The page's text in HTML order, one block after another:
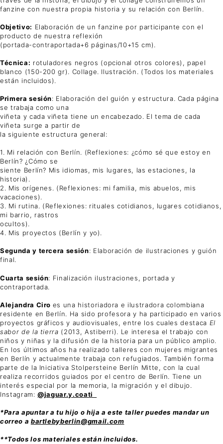
fanzine con nuestra propia historia y su relación con Berlín.
Objetivo: Elaboración de un fanzine por participante con el
producto de nuestra reflexión
(portada-contraportada+6 páginas/10+15 cm).
Técnica: rotuladores negros (opcional otros colores), papel
blanco (150-200 gr). Collage. Ilustración. (Todos los materiales
están incluidos).
Primera sesión: Elaboración del guión y estructura. Cada página
se trabaja como una
viñeta y cada viñeta tiene un encabezado. El tema de cada
viñeta surge a partir de
la siguiente estructura general:
1. Mi relación con Berlín. (Reflexiones: ¿cómo sé que estoy en
Berlín? ¿Cómo se
siente Berlín? Mis idiomas, mis lugares, las estaciones, la
historia).
2. Mis orígenes. (Reflexiones: mi familia, mis abuelos, mis
vacaciones).
3. Mi rutina. (Reflexiones: rituales cotidianos, lugares cotidianos,
mi barrio, rastros
ocultos).
4. Mis proyectos (Berlín y yo).
Segunda y tercera sesión: Elaboración de ilustraciones y guión
final.
Cuarta sesión: Finalización ilustraciones, portada y
contraportada.
Alejandra Ciro es una historiadora e ilustradora colombiana
residente en Berlín. Ha sido profesora y ha participado en varios
proyectos gráficos y audiovisuales, entre los cuales destaca El
sabor de la tierra (2013, Astiberri). Le interesa el trabajo con
niños y niñas y la difusión de la historia para un público amplio.
En los últimos años ha realizado talleres con mujeres migrantes
en Berlín y actualmente trabaja con refugiados. También forma
parte de la Iniciativa Stolpersteine Berlín Mitte, con la cual
realiza recorridos guiados por el centro de Berlín. Tiene un
interés especial por la memoria, la migración y el dibujo.
Instagram:@jaguar.y.coati
*Para apuntar a tu hijo o hija a este taller puedes mandar un
correo a bartlebyberlin@gmail.com
**Todos los materiales están incluidos.